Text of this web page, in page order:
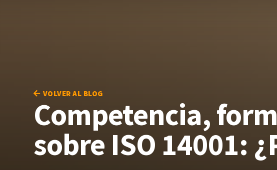
VOLVER AL BLOG
Competencia,
sobre ISO 14001: